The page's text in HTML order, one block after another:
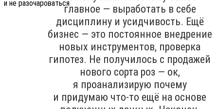
главное — выработать в себе
дисциплину и усидчивость. Ещё
бизнес — это постоянное внедрение
новых инструментов, проверка
гипотез. Не получилось с продажей
нового сорта роз — ок,
я проанализирую почему
и придумаю что-то ещё на основе